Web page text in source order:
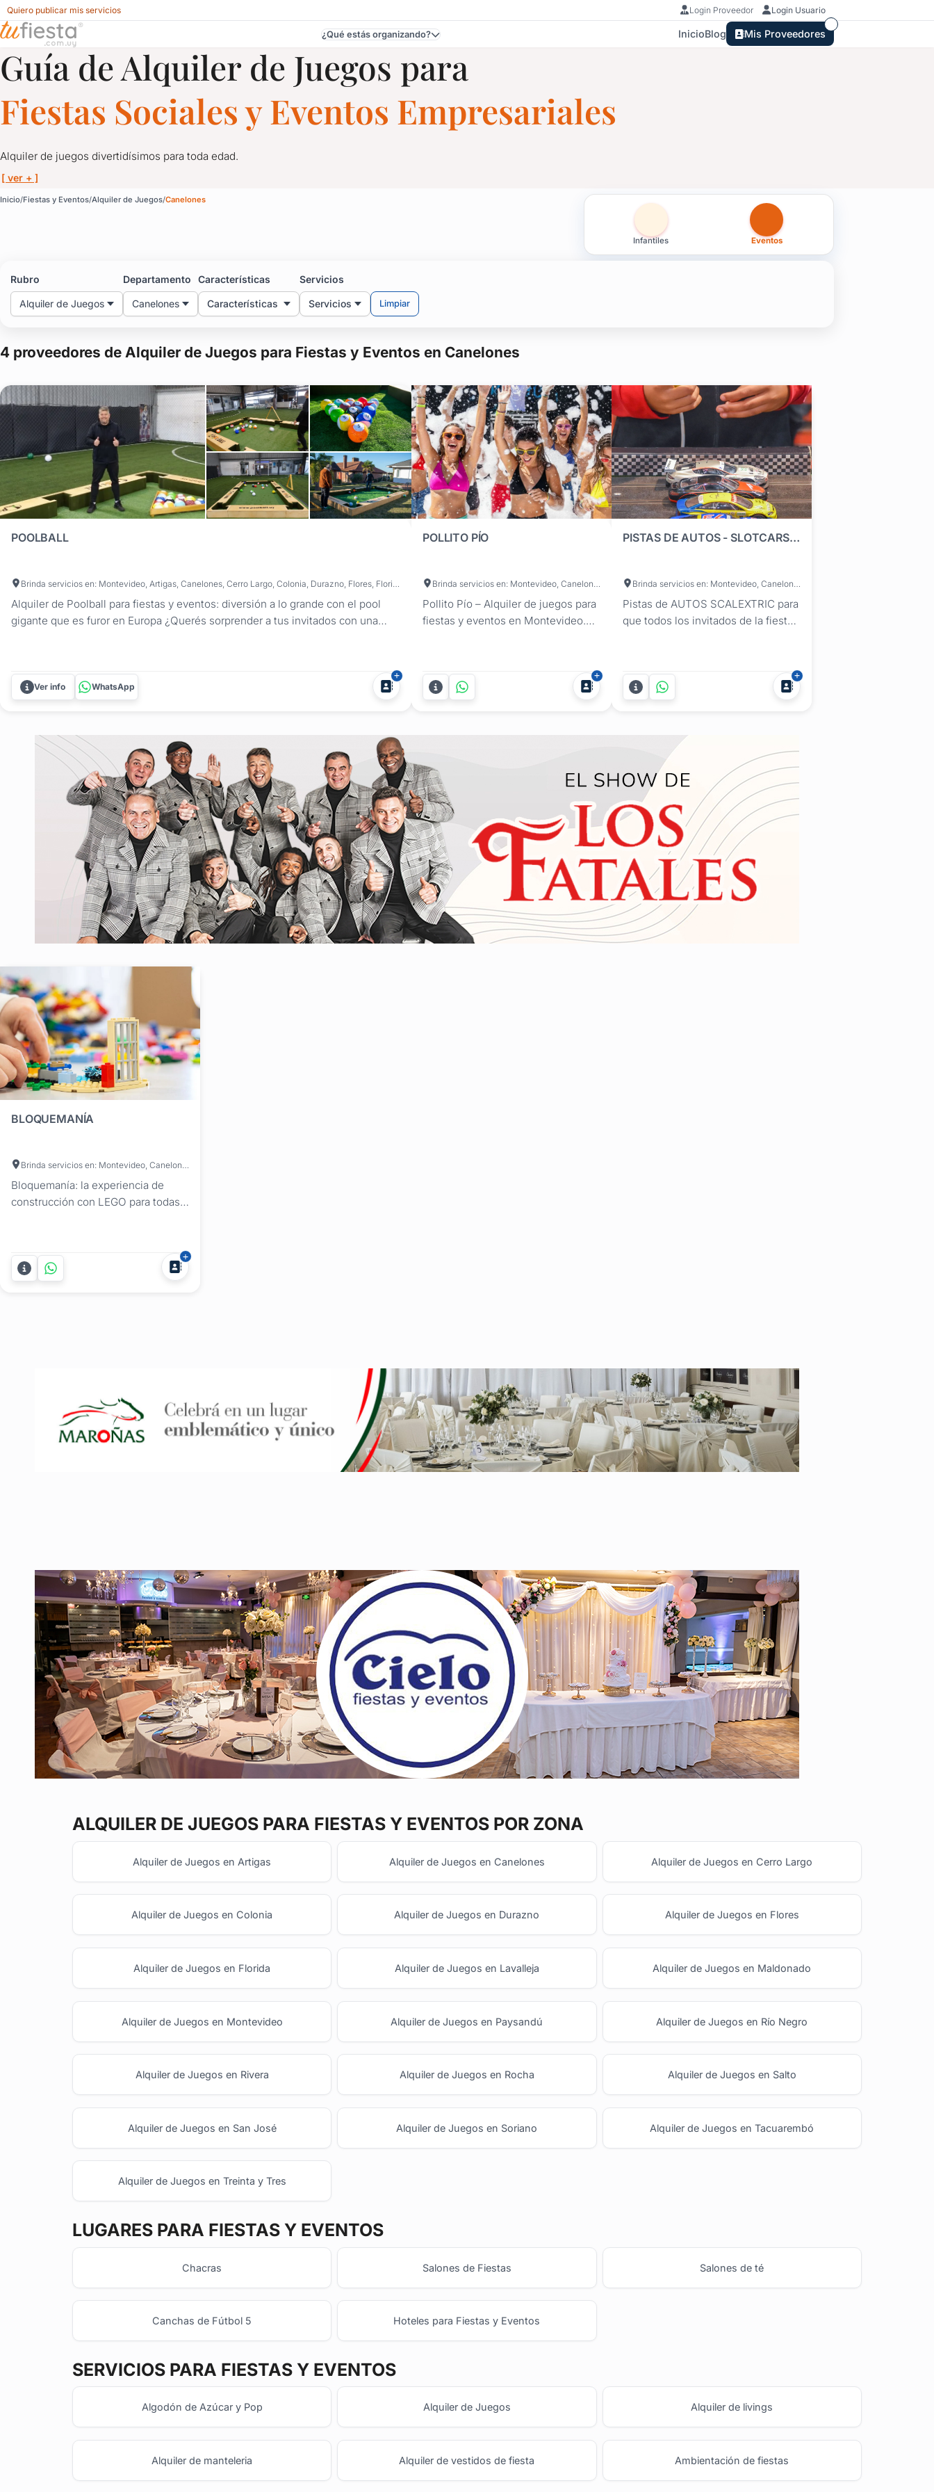
Quiero publicar mis servicios Login Proveedor Login Usuario
Alquiler de Juegos para Fiestas y Eventos en Canelones
¿Qué estás organizando? InicioBlog Mis Proveedores
Guía de Alquiler de Juegos para
Fiestas Sociales y Eventos Empresariales
Alquiler de juegos divertidísimos para toda edad.
[ ver + ]
Inicio Fiestas y Eventos Alquiler de Juegos Canelones
Infantiles Eventos
Rubro
Alquiler de Juegos
Departamento
Canelones
Características
Características
Servicios
Servicios Limpiar
4 proveedores de Alquiler de Juegos para Fiestas y Eventos en Canelones
POOLBALL
Brinda servicios en: Montevideo, Artigas, Canelones, Cerro Largo, Colonia, Durazno, Flores, Florida, Lavalleja, Maldonado, Paysandú, Río Negro, Rivera, Rocha, Salto, San José, Soriano, Tacuarembó, Treinta y Tres
Alquiler de Poolball para fiestas y eventos: diversión a lo grande con el pool
gigante que es furor en Europa ¿Querés sorprender a tus invitados con una
Ver info WhatsApp
POLLITO PÍO
Brinda servicios en: Montevideo, Canelones, San José
Pollito Pío – Alquiler de juegos para
fiestas y eventos en Montevideo.
compañeros de trabajo. Inflables,
toboganes acuáticos y la famosa
fiesta de espuma para animar
PISTAS DE AUTOS - SLOTCARS URUGUAY
Brinda servicios en: Montevideo, Canelones, Maldonado, San José, Lavalleja
Pistas de AUTOS SCALEXTRIC para
que todos los invitados de la fiesta
tipo de reuniones como ser:
aniversarios cumpleaños
celebraciones reuniones de amigos
graduaciones recibimientos
BLOQUEMANÍA
Bloquemanía: la experiencia de
construcción con LEGO para todas
o evento? BLOQUEMANÍA es la
opción perfecta para entretener a
invitados de todas las edades,
ALQUILER DE JUEGOS PARA FIESTAS Y EVENTOS POR ZONA
Alquiler de Juegos en Artigas Alquiler de Juegos en Canelones Alquiler de Juegos en Cerro Largo
Alquiler de Juegos en Colonia Alquiler de Juegos en Durazno Alquiler de Juegos en Flores
Alquiler de Juegos en Florida Alquiler de Juegos en Lavalleja Alquiler de Juegos en Maldonado
Alquiler de Juegos en Montevideo Alquiler de Juegos en Paysandú Alquiler de Juegos en Río Negro
Alquiler de Juegos en Rivera Alquiler de Juegos en Rocha Alquiler de Juegos en Salto
Alquiler de Juegos en San José Alquiler de Juegos en Soriano Alquiler de Juegos en Tacuarembó
Alquiler de Juegos en Treinta y Tres
LUGARES PARA FIESTAS Y EVENTOS
Chacras Salones de Fiestas Salones de té
Canchas de Fútbol 5 Hoteles para Fiestas y Eventos
SERVICIOS PARA FIESTAS Y EVENTOS
Algodón de Azúcar y Pop Alquiler de Juegos Alquiler de livings
Alquiler de manteleria Alquiler de vestidos de fiesta Ambientación de fiestas
Alquiler de Juegos para Fiestas y Eventos en Canelones